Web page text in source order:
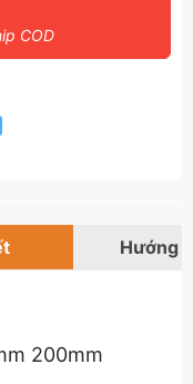
COD
Hướng
200mm